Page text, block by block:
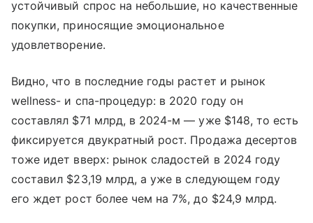
устойчивый спрос на небольшие, но качественные
покупки, приносящие эмоциональное
удовлетворение.
Видно, что в последние годы растет и рынок
wellness- и спа-процедур: в 2020 году он
составлял $71 млрд, в 2024-м — уже $148, то есть
фиксируется двукратный рост. Продажа десертов
тоже идет вверх: рынок сладостей в 2024 году
составил $23,19 млрд, а уже в следующем году
его ждет рост более чем на 7%, до $24,9 млрд.